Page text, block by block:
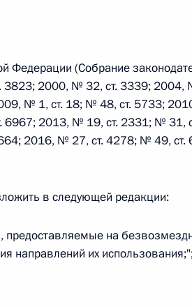
первой и статью 227–1 части
Федерации
№ 268-ФЗ
Федерации (Собрание
3823; 2000, № 32, ст. 3339; 2004,
№ 1, ст. 18; № 48, ст. 5733;
6967; 2013, № 19, ст. 2331; № 31,
2016, № 27, ст. 4278; № 49, ст.
в следующей редакции:
на
направлений их